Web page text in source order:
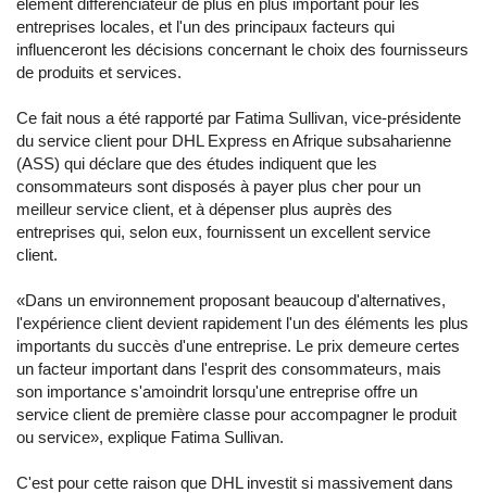
élément différenciateur de plus en plus important pour les
entreprises locales, et l'un des principaux facteurs qui
influenceront les décisions concernant le choix des fournisseurs
de produits et services.
Ce fait nous a été rapporté par Fatima Sullivan, vice-présidente
du service client pour DHL Express en Afrique subsaharienne
(ASS) qui déclare que des études indiquent que les
consommateurs sont disposés à payer plus cher pour un
meilleur service client, et à dépenser plus auprès des
entreprises qui, selon eux, fournissent un excellent service
client.
«Dans un environnement proposant beaucoup d'alternatives,
l'expérience client devient rapidement l'un des éléments les plus
importants du succès d'une entreprise. Le prix demeure certes
un facteur important dans l'esprit des consommateurs, mais
son importance s'amoindrit lorsqu'une entreprise offre un
service client de première classe pour accompagner le produit
ou service», explique Fatima Sullivan.
C'est pour cette raison que DHL investit si massivement dans